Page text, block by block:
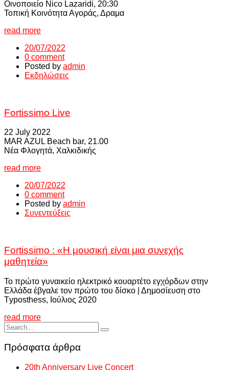
Οινοποιείο Nico Lazaridi, 20:30
Τοπική Κοινότητα Αγοράς, Δραμα
read more
20/07/2022
0 comment
Posted by admin
Εκδηλώσεις
Fortissimo Live
22 July 2022
MAR AZUL Beach bar, 21.00
Νέα Φλογητά, Χαλκιδικής
read more
20/07/2022
0 comment
Posted by admin
Συνεντεύξεις
Fortissimo : «Η μουσική είναι μια συνεχής
μαθητεία»
Το πρώτο γυναικείο ηλεκτρικό κουαρτέτο εγχόρδων στην
Ελλάδα έβγαλε τον πρώτο του δίσκο | Δημοσίευση στο
Τyposthess, Ιούλιος 2020
read more
Πρόσφατα άρθρα
20th Anniversary Live Concert